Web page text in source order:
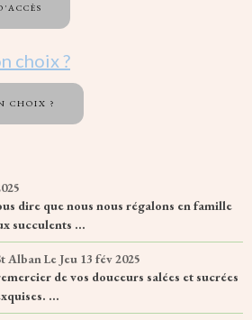
choix ?
CHOIX ?
dire que nous nous régalons en famille
succulents ...
AlbanLe Jeu 13 fév 2025
de vos douceurs salées et sucrées
...